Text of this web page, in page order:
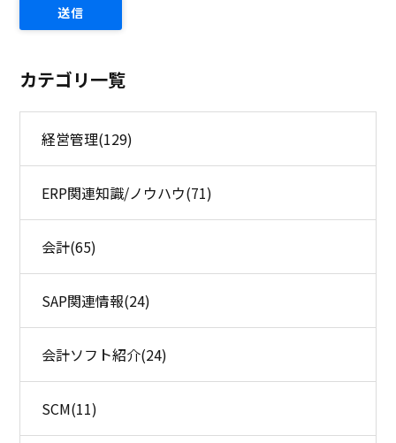
カテゴリ一覧
経営管理(129)
ERP関連知識/ノウハウ(71)
会計(65)
SAP関連情報(24)
会計ソフト紹介(24)
SCM(11)